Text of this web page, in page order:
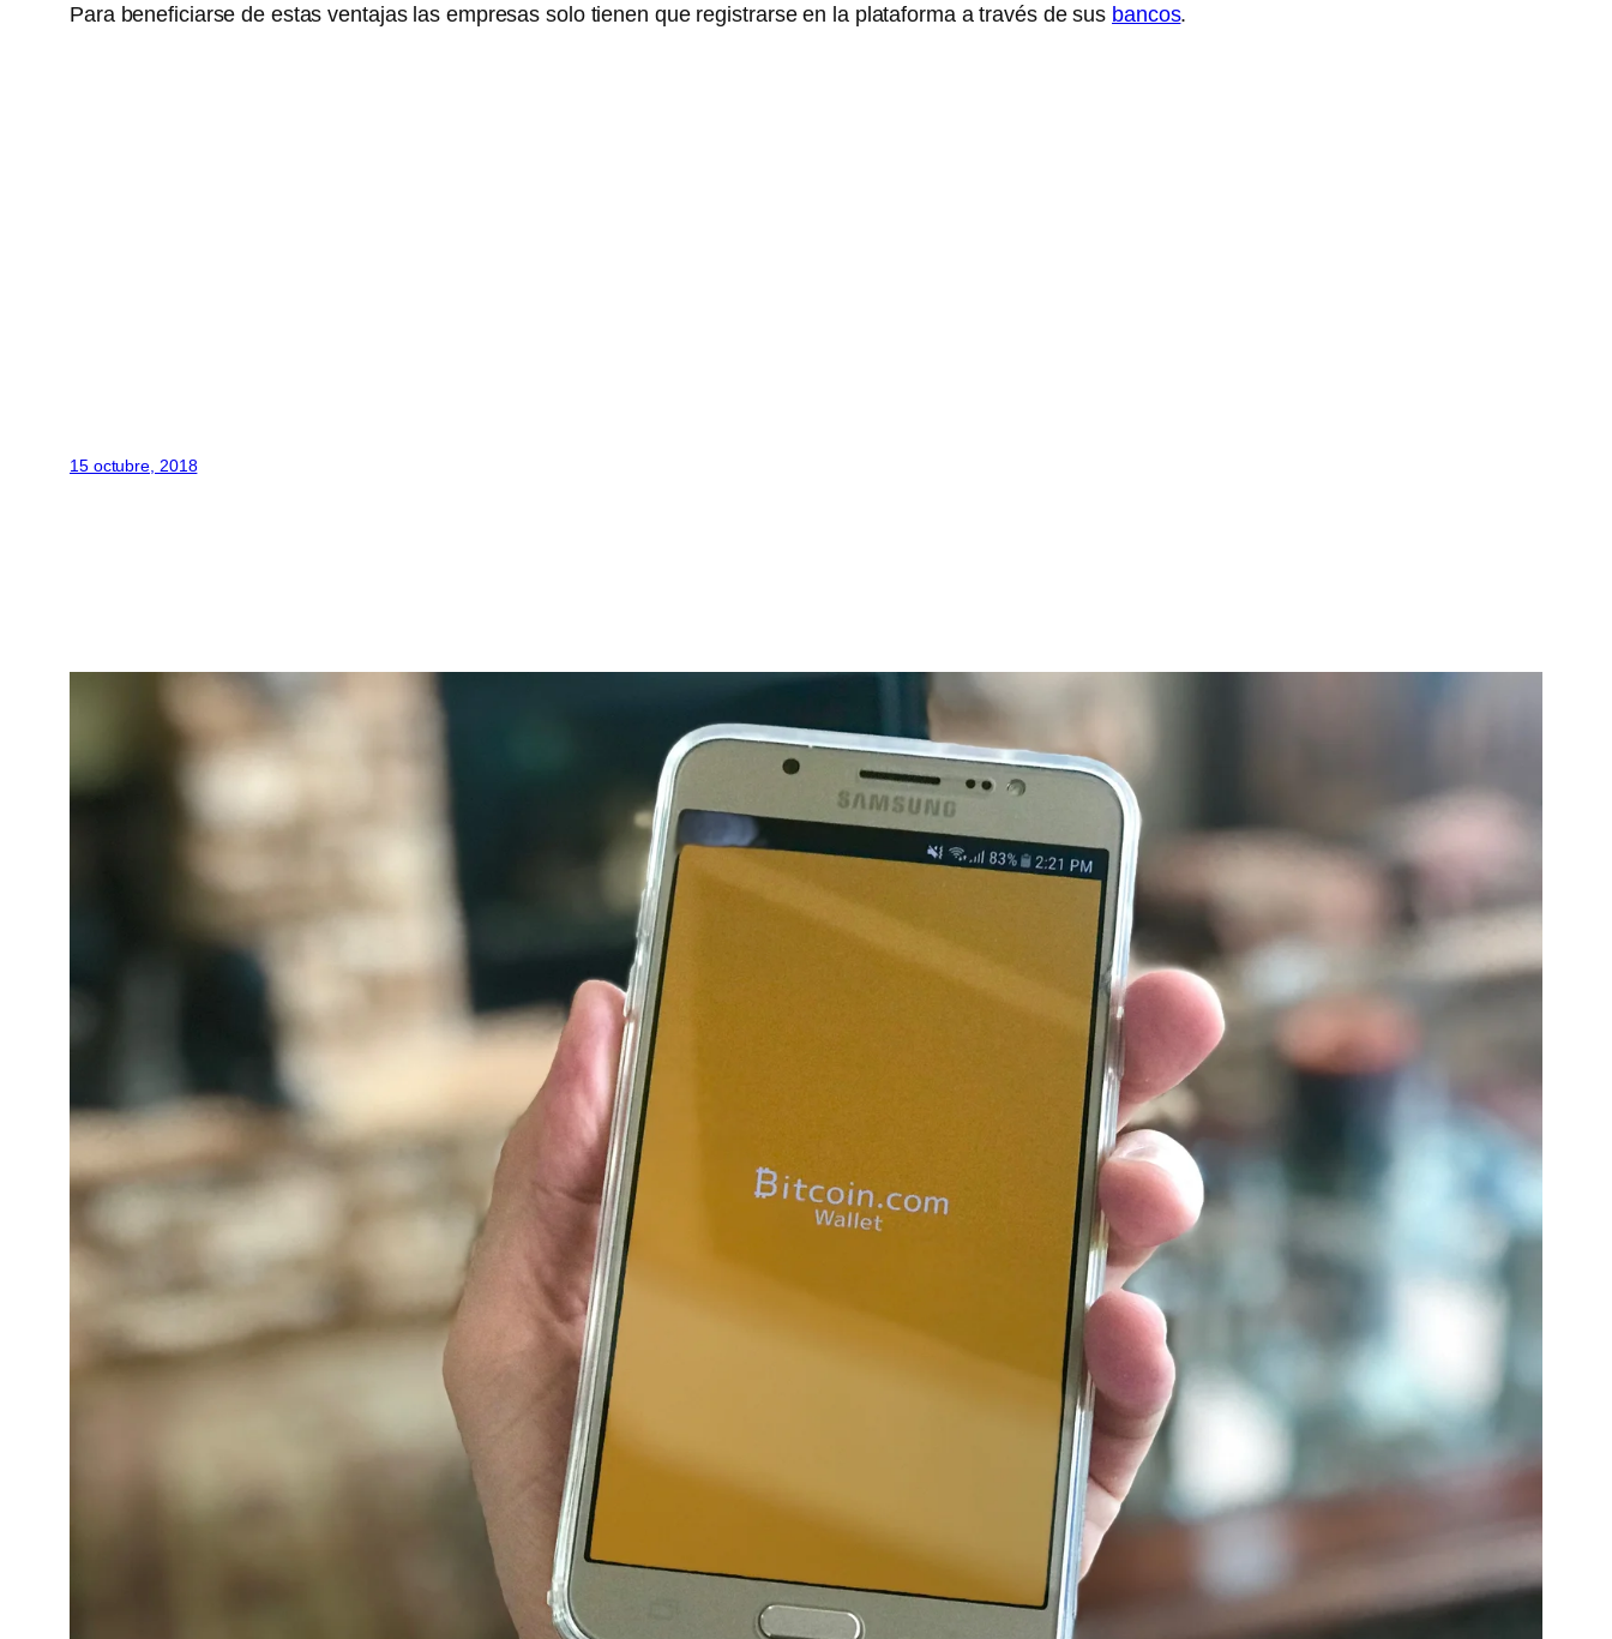
Para beneficiarse de estas ventajas las empresas solo tienen que registrarse en la plataforma a través de sus bancos.
15 octubre, 2018